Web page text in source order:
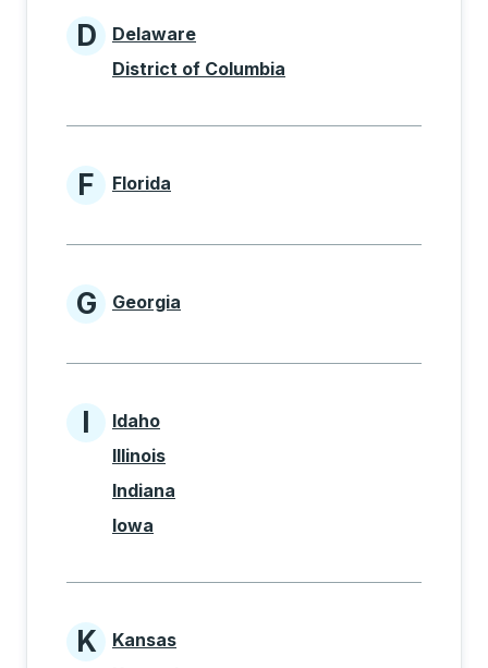
States beginning with D
D
Delaware
District of Columbia
States beginning with F
F Florida
States beginning with G
G Georgia
States beginning with I
I
Idaho
Illinois
Indiana
Iowa
States beginning with K
K
Kansas